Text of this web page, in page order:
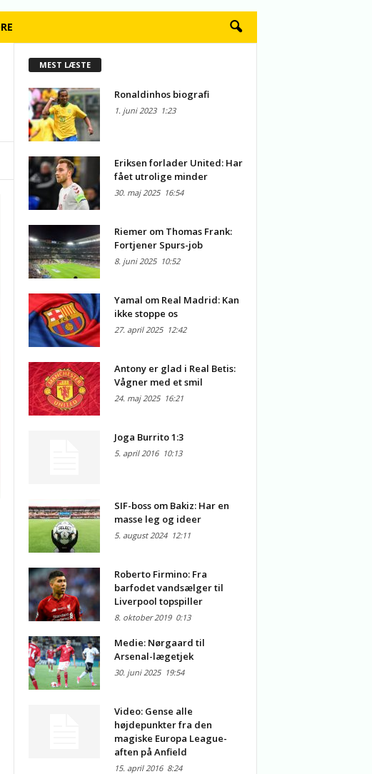
MEST LÆSTE
Ronaldinhos biografi
1. juni 20231:23
Eriksen forlader United: Har
fået utrolige minder
30. maj 202516:54
Riemer om Thomas Frank:
Fortjener Spurs-job
8. juni 202510:52
Yamal om Real Madrid: Kan
ikke stoppe os
27. april 202512:42
Antony er glad i Real Betis:
Vågner med et smil
24. maj 202516:21
Joga Burrito 1:3
5. april 201610:13
SIF-boss om Bakiz: Har en
masse leg og ideer
5. august 202412:11
Roberto Firmino: Fra
barfodet vandsælger til
Liverpool topspiller
8. oktober 20190:13
Medie: Nørgaard til
Arsenal-lægetjek
30. juni 202519:54
Video: Gense alle
højdepunkter fra den
magiske Europa League-
aften på Anfield
15. april 20168:24